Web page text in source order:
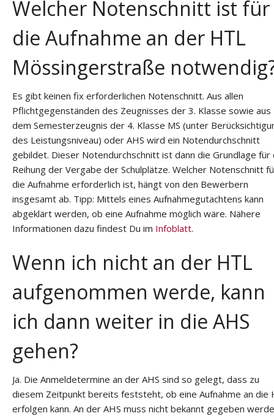
Welcher Notenschnitt ist für
die Aufnahme an der HTL
Mössingerstraße
Es gibt keinen fix erforderlichen Notenschnitt. Aus allen
Pflichtgegenständen des Zeugnisses der 3. Klasse sowie aus
dem Semesterzeugnis der 4. Klasse MS (unter
des Leistungsniveau) oder AHS wird ein Notendurchschnitt
gebildet. Dieser Notendurchschnitt ist dann die Grundlage für
Reihung der Vergabe der Schulplätze. Welcher Notenschnitt
die Aufnahme erforderlich ist, hängt von den Bewerbern
insgesamt ab. Tipp: Mittels eines Aufnahmegutachtens kann
abgeklärt werden, ob eine Aufnahme möglich wäre. Nähere
Informationen dazu findest Du im Infoblatt.
Wenn ich nicht an der HTL
aufgenommen werde, kann
ich dann weiter in die AHS
gehen?
Ja. Die Anmeldetermine an der AHS sind so gelegt, dass zu
diesem Zeitpunkt bereits feststeht, ob eine Aufnahme an die
erfolgen kann. An der AHS muss nicht bekannt gegeben